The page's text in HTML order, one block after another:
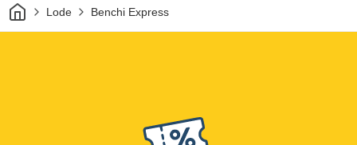
DomovLode Benchi Express